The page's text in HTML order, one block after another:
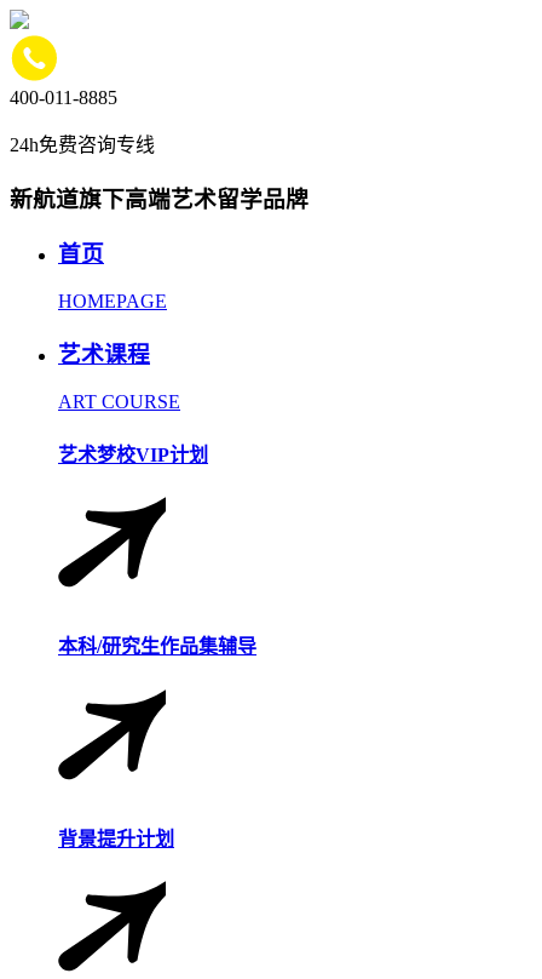
400-011-8885
24h免费咨询专线
新航道旗下高端艺术留学品牌
首页
HOMEPAGE
艺术课程
ART COURSE
艺术梦校VIP计划
本科/研究生作品集辅导
背景提升计划